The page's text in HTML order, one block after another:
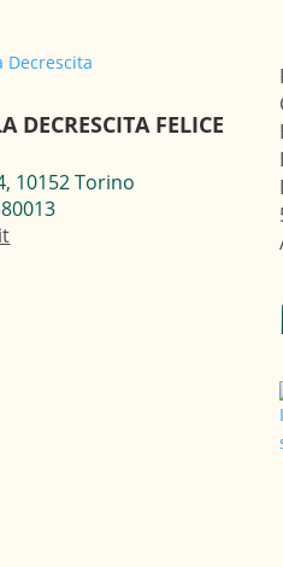
DECRESCITA FELICE
10152 Torino